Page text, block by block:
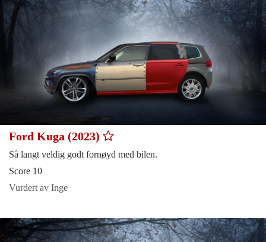
Ford Kuga (2023)
Så langt veldig godt fornøyd med bilen.
Score 10
Vurdert av Inge